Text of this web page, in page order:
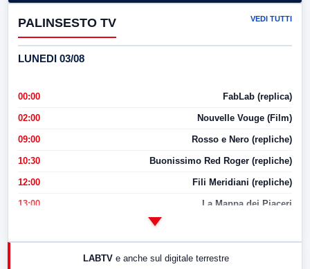
PALINSESTO TV VEDI TUTTI
LUNEDI 03/08
00:00 FabLab (replica)
02:00 Nouvelle Vouge (Film)
09:00 Rosso e Nero (repliche)
10:30 Buonissimo Red Roger (repliche)
12:00 Fili Meridiani (repliche)
13:00 La Mappa dei Piaceri
LABTV e anche sul digitale terrestre